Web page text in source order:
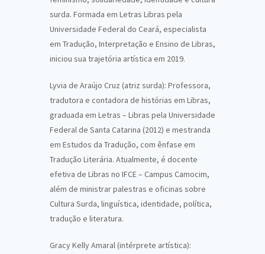
surda. Formada em Letras Libras pela
Universidade Federal do Ceará, especialista
em Tradução, Interpretação e Ensino de Libras,
iniciou sua trajetória artística em 2019.
Lyvia de Araújo Cruz (atriz surda): Professora,
tradutora e contadora de histórias em Libras,
graduada em Letras – Libras pela Universidade
Federal de Santa Catarina (2012) e mestranda
em Estudos da Tradução, com ênfase em
Tradução Literária. Atualmente, é docente
efetiva de Libras no IFCE – Campus Camocim,
além de ministrar palestras e oficinas sobre
Cultura Surda, linguística, identidade, política,
tradução e literatura.
Gracy Kelly Amaral (intérprete artística):